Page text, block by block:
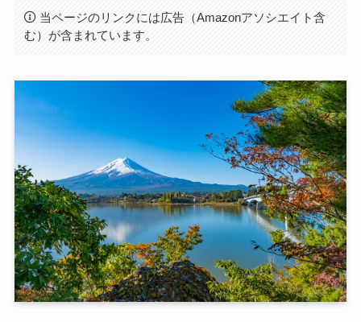
当ページのリンクには広告（Amazonアソシエイト含
む）が含まれています。